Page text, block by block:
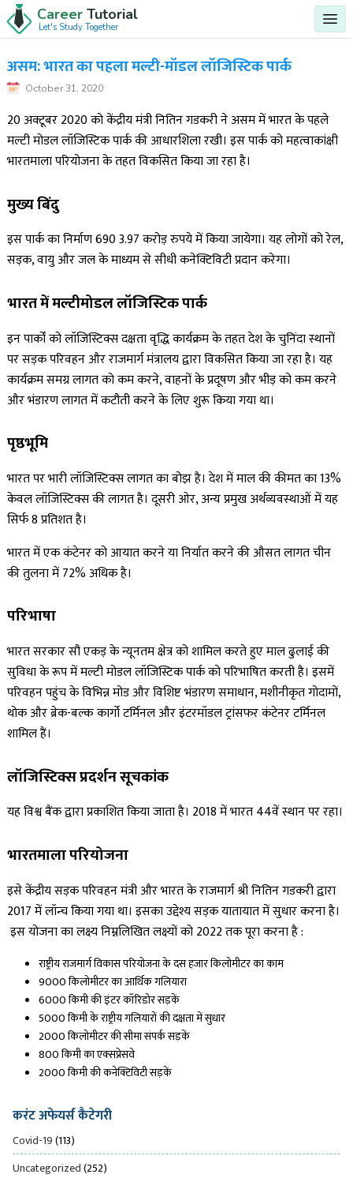
Career Tutorial
Let's Study Together
असम: भारत का पहला मल्टी-मॉडल लॉजिस्टिक पार्क
October 31, 2020
20 अक्टूबर 2020 को केंद्रीय मंत्री नितिन गडकरी ने असम में भारत के पहले
मल्टी मोडल लॉजिस्टिक पार्क की आधारशिला रखी। इस पार्क को महत्वाकांक्षी
भारतमाला परियोजना के तहत विकसित किया जा रहा है।
मुख्य बिंदु
इस पार्क का निर्माण 690 3.97 करोड़ रुपये में किया जायेगा। यह लोगों को रेल,
सड़क, वायु और जल के माध्यम से सीधी कनेक्टिविटी प्रदान करेगा।
भारत में मल्टीमोडल लॉजिस्टिक पार्क
इन पार्कों को लॉजिस्टिक्स दक्षता वृद्धि कार्यक्रम के तहत देश के चुनिंदा स्थानों
पर सड़क परिवहन और राजमार्ग मंत्रालय द्वारा विकसित किया जा रहा है। यह
कार्यक्रम समग्र लागत को कम करने, वाहनों के प्रदूषण और भीड़ को कम करने
और भंडारण लागत में कटौती करने के लिए शुरू किया गया था।
पृष्ठभूमि
भारत पर भारी लॉजिस्टिक्स लागत का बोझ है। देश में माल की कीमत का 13%
केवल लॉजिस्टिक्स की लागत है। दूसरी ओर, अन्य प्रमुख अर्थव्यवस्थाओं में यह
सिर्फ 8 प्रतिशत है।
भारत में एक कंटेनर को आयात करने या निर्यात करने की औसत लागत चीन
की तुलना में 72% अधिक है।
परिभाषा
भारत सरकार सौ एकड़ के न्यूनतम क्षेत्र को शामिल करते हुए माल ढुलाई की
सुविधा के रूप में मल्टी मोडल लॉजिस्टिक पार्क को परिभाषित करती है। इसमें
परिवहन पहुंच के विभिन्न मोड और विशिष्ट भंडारण समाधान, मशीनीकृत गोदामों,
थोक और ब्रेक-बल्क कार्गो टर्मिनल और इंटरमॉडल ट्रांसफर कंटेनर टर्मिनल
शामिल हैं।
लॉजिस्टिक्सप्रदर्शन सूचकांक
यह विश्व बैंक द्वारा प्रकाशित किया जाता है। 2018 में भारत 44वें स्थान पर रहा।
भारतमाला परियोजना
इसे केंद्रीय सड़क परिवहन मंत्री और भारत के राजमार्ग श्री नितिन गडकरी द्वारा
2017 में लॉन्च किया गया था। इसका उद्देश्य सड़क यातायात में सुधार करना है।
इस योजना का लक्ष्य निम्नलिखित लक्ष्यों को 2022 तक पूरा करना है :
राष्ट्रीय राजमार्ग विकास परियोजना के दस हजार किलोमीटर का काम
9000 किलोमीटर का आर्थिक गलियारा
6000 किमी की इंटर कॉरिडोर सड़कें
5000 किमी के राष्ट्रीय गलियारों की दक्षता में सुधार
2000 किलोमीटर की सीमा संपर्क सड़कें
800 किमी का एक्सप्रेसवे
2000 किमी की कनेक्टिविटी सड़कें
करंट अफेयर्स कैटेगरी
Covid-19(113)
Uncategorized(252)